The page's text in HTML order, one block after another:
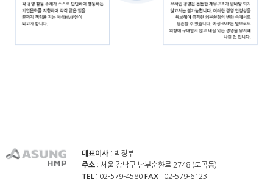
대표이사 : 박정부
주소 : 서울 강남구 남부순환로 2748 (도곡동)
TEL : 02-579-4580 FAX : 02-579-6123